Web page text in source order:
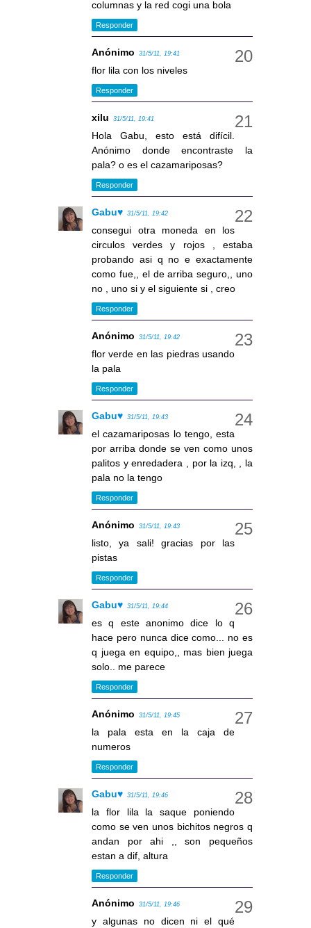
columnas y la red cogi una bola
Responder
Anónimo 31/5/11, 19:41
flor lila con los niveles
Responder
xilu 31/5/11, 19:41
Hola Gabu, esto está difícil.
Anónimo donde encontraste la
pala? o es el cazamariposas?
Responder
Gabu♥ 31/5/11, 19:42
consegui otra moneda en los
circulos verdes y rojos , estaba
probando asi q no e exactamente
como fue,, el de arriba seguro,, uno
no , uno si y el siguiente si , creo
Responder
Anónimo 31/5/11, 19:42
flor verde en las piedras usando
la pala
Responder
Gabu♥ 31/5/11, 19:43
el cazamariposas lo tengo, esta
por arriba donde se ven como unos
palitos y enredadera , por la izq, , la
pala no la tengo
Responder
Anónimo 31/5/11, 19:43
listo, ya sali! gracias por las
pistas
Responder
Gabu♥ 31/5/11, 19:44
es q este anonimo dice lo q
hace pero nunca dice como... no es
q juega en equipo,, mas bien juega
solo.. me parece
Responder
Anónimo 31/5/11, 19:45
la pala esta en la caja de
numeros
Responder
Gabu♥ 31/5/11, 19:46
la flor lila la saque poniendo
como se ven unos bichitos negros q
andan por ahi ,, son pequeños
estan a dif, altura
Responder
Anónimo 31/5/11, 19:46
y algunas no dicen ni el qué